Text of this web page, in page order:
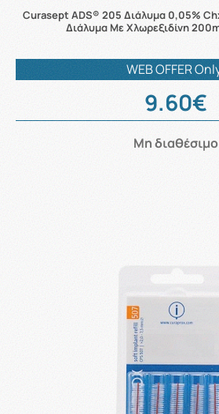
Curasept ADS® 205 Διάλυμα 0,05%
Διάλυμα Με Χλωρεξιδίνη
WEB OFFER
9.60€
Μη διαθέσιμο